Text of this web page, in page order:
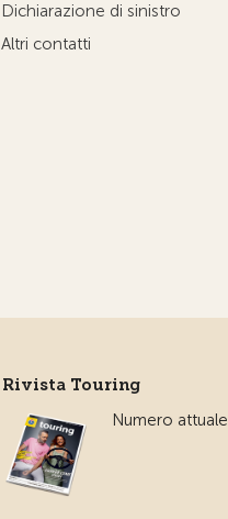
Dichiarazione di sinistro
Altri contatti
Rivista Touring
Numero attuale